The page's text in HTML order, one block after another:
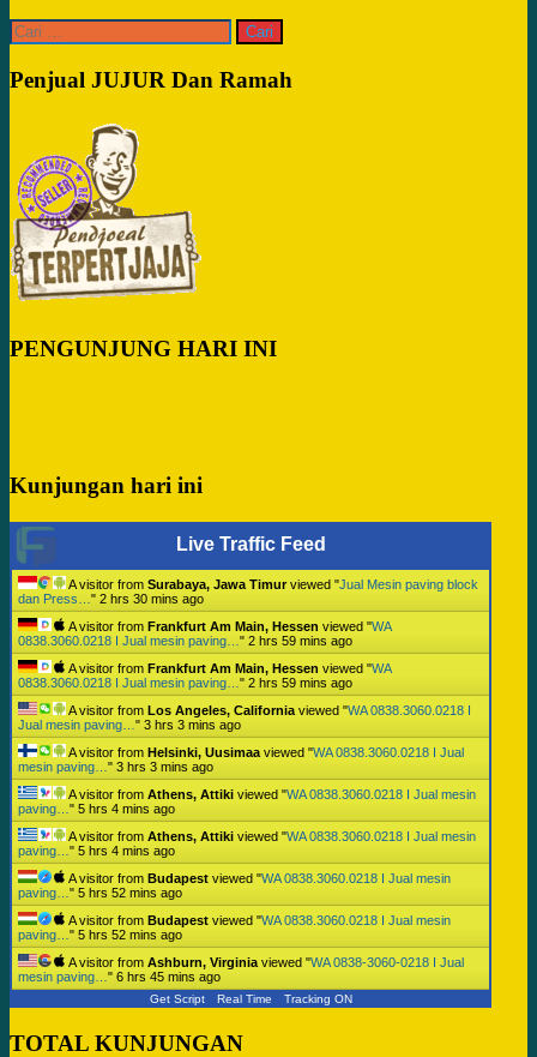
Cari
untuk:
Penjual JUJUR Dan Ramah
PENGUNJUNG HARI INI
Kunjungan hari ini
Live Traffic Feed
A visitor from Surabaya, Jawa Timurviewed "Jual Mesin paving block
dan Press… " 2 hrs 30 mins ago
A visitor from Frankfurt Am Main, Hessen viewed "WA
0838.3060.0218 I Jual mesin paving… " 2 hrs 59 mins ago
A visitor from Frankfurt Am Main, Hessen viewed "WA
0838.3060.0218 I Jual mesin paving… " 2 hrs 59 mins ago
A visitor from Los Angeles, California viewed "WA 0838.3060.0218 I
Jual mesin paving… " 3 hrs 3 mins ago
A visitor from Helsinki, Uusimaa viewed "WA 0838.3060.0218 I Jual
mesin paving… " 3 hrs 3 mins ago
A visitor from Athens, Attiki viewed "WA 0838.3060.0218 I Jual mesin
paving… " 5 hrs 4 mins ago
A visitor from Athens, Attiki viewed "WA 0838.3060.0218 I Jual mesin
paving… " 5 hrs 4 mins ago
A visitor from Budapest viewed "WA 0838.3060.0218 I Jual mesin
paving… " 5 hrs 52 mins ago
A visitor from Budapest viewed "WA 0838.3060.0218 I Jual mesin
paving… " 5 hrs 52 mins ago
A visitor from Ashburn, Virginia viewed "WA 0838-3060-0218 I Jual
mesin paving… " 6 hrs 45 mins ago
Get Script Real Time Tracking ON
TOTAL KUNJUNGAN